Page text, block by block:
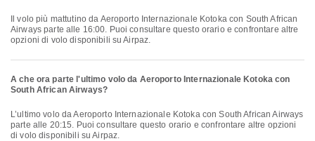
Airways parte alle 16:00. Puoi consultare questo orario e confrontare altre
opzioni di volo disponibili su Airpaz.
A che ora parte l'ultimo volo da Aeroporto Internazionale Kotoka con
South African Airways?
L’ultimo volo da Aeroporto Internazionale Kotoka con South African Airways
parte alle 20:15. Puoi consultare questo orario e confrontare altre opzioni
di volo disponibili su Airpaz.